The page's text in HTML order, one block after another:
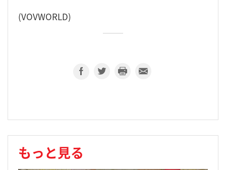
(VOVWORLD)
もっと見る